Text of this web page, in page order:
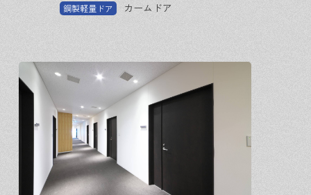
鋼製軽量ドア カームドア